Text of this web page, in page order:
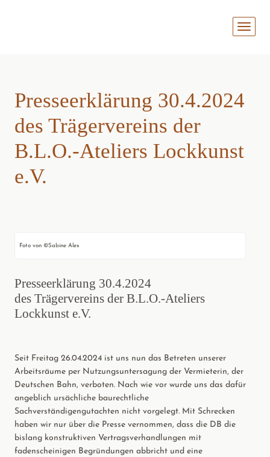
MENÜ
Presse­erklärung 30.4.2024
des Träger­vereins der
B.L.O.-Ateliers Lockkunst
e.V.
Foto von ©Sabine Alex
Presseerklärung 30.4.2024
des Trägervereins der B.L.O.-Ateliers
Lockkunst e.V.
Seit Freitag 26.04.2024 ist uns nun das Betreten unserer
Arbeitsräume per Nutzungsuntersagung der Vermieterin, der
Deutschen Bahn, verboten. Nach wie vor wurde uns das dafür
angeblich ursächliche baurechtliche
Sachverständigengutachten nicht vorgelegt. Mit Schrecken
haben wir nur über die Presse vernommen, dass die DB die
bislang konstruktiven Vertragsverhandlungen mit
fadenscheinigen Begründungen abbricht und eine